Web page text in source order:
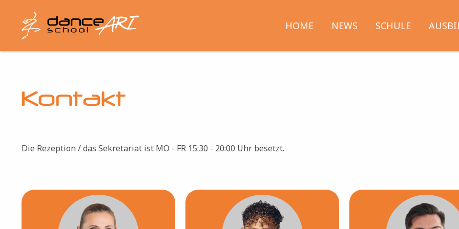
HOME NEWS SCHULE
Kontakt
Die Rezeption / das Sekretariat ist MO - FR 15:30 - 20:00 Uhr besetzt.
Bild Bild Bild